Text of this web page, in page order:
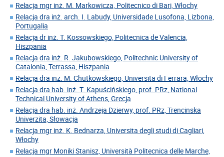
Relacja mgr inż. M. Markowicza, Politecnico di Bari, Włochy
Relacja dra inż. arch. I. Labudy, Universidade Lusofona, Lizbona,
Portugalia
Relacja dr inż. T. Kossowskiego, Politecnica de Valencia,
Hiszpania
Relacja dra inż. R. Jakubowskiego, Politechnic University of
Catalonia, Terrassa, Hiszpania
Relacja dra inż. M. Chutkowskiego, Universita di Ferrara, Włochy
Relacja dra hab. inż. T. Kapuścińskiego, prof. PRz, National
Technical University of Athens, Grecja
Relacja dra hab. inż. Andrzeja Dzierwy, prof. PRz, Trencinska
Univerzita, Słowacja
Relacja mgr inż. K. Bednarza, Universita degli studi di Cagliari,
Włochy
Relacja mgr Moniki Stanisz, Università Politecnica delle Marche,